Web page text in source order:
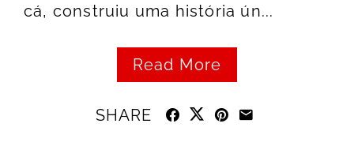
cá, construiu uma história ún...
Read More
SHARE